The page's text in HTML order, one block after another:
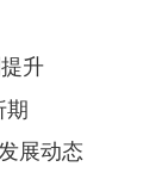
升
期
展动态